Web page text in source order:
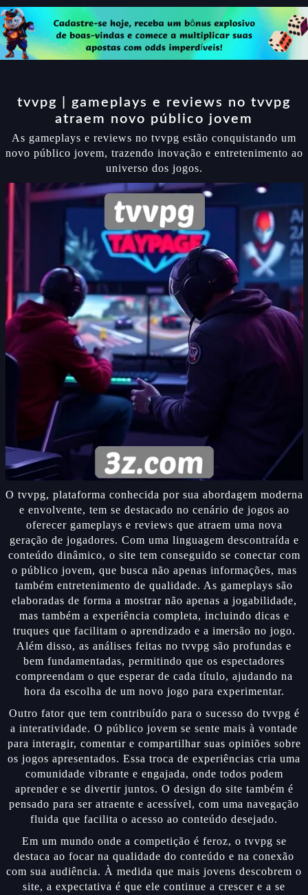
tvvpg | gameplays e reviews no tvvpg
atraem novo público jovem
As gameplays e reviews no tvvpg estão conquistando um
novo público jovem, trazendo inovação e entretenimento ao
universo dos jogos.
O tvvpg, plataforma conhecida por sua abordagem moderna
e envolvente, tem se destacado no cenário de jogos ao
oferecer gameplays e reviews que atraem uma nova
geração de jogadores. Com uma linguagem descontraída e
conteúdo dinâmico, o site tem conseguido se conectar com
o público jovem, que busca não apenas informações, mas
também entretenimento de qualidade. As gameplays são
elaboradas de forma a mostrar não apenas a jogabilidade,
mas também a experiência completa, incluindo dicas e
truques que facilitam o aprendizado e a imersão no jogo.
Além disso, as análises feitas no tvvpg são profundas e
bem fundamentadas, permitindo que os espectadores
compreendam o que esperar de cada título, ajudando na
hora da escolha de um novo jogo para experimentar.
Outro fator que tem contribuído para o sucesso do tvvpg é
a interatividade. O público jovem se sente mais à vontade
para interagir, comentar e compartilhar suas opiniões sobre
os jogos apresentados. Essa troca de experiências cria uma
comunidade vibrante e engajada, onde todos podem
aprender e se divertir juntos. O design do site também é
pensado para ser atraente e acessível, com uma navegação
fluida que facilita o acesso ao conteúdo desejado.
Em um mundo onde a competição é feroz, o tvvpg se
destaca ao focar na qualidade do conteúdo e na conexão
com sua audiência. À medida que mais jovens descobrem o
site, a expectativa é que ele continue a crescer e a se